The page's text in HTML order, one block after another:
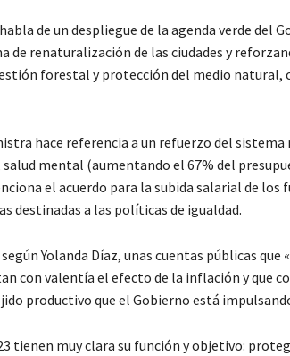
de un despliegue de la agenda verde del
de renaturalización de las ciudades y
forestal y protección del medio natural,
hace referencia a un refuerzo del
mental (aumentando el 67% del
el acuerdo para la subida salarial de los
destinadas a las políticas de igualdad.
Yolanda Díaz, unas cuentas públicas que
con valentía el efecto de la inflación y que
productivo que el Gobierno está
tienen muy clara su función y objetivo: